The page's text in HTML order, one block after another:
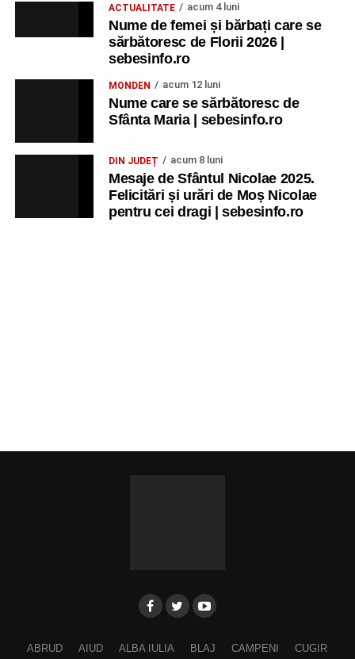
ACTUALITATE acum 4 luni
Nume de femei și bărbați care se
sărbătoresc de Florii 2026 |
sebesinfo.ro
MONDEN acum 12 luni
Nume care se sărbătoresc de
Sfânta Maria | sebesinfo.ro
DIN JUDEȚ acum 8 luni
Mesaje de Sfântul Nicolae 2025.
Felicitări și urări de Moș Nicolae
pentru cei dragi | sebesinfo.ro
ABRUD AIUD ALBA IULIA BLAJ CAMPENI CUGIR